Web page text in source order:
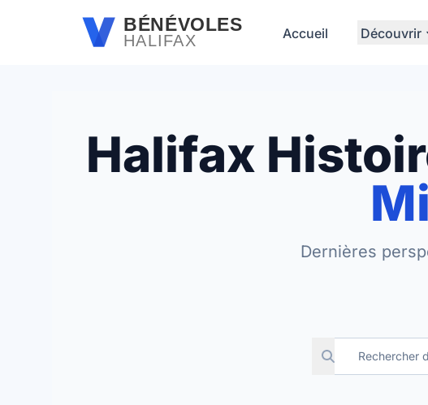
Passer au contenu principalBÉNÉVOLES
HALIFAX Accueil Découvrir
Halifax
Dernières